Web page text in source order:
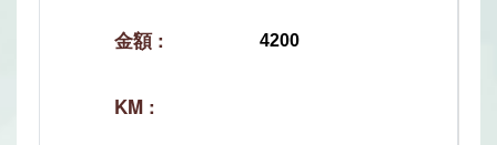
4200